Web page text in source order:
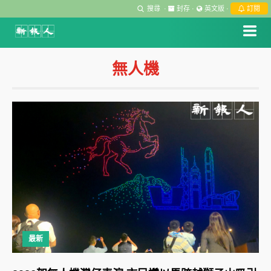
搜尋 · 封存 · 英文版 · 訂閱
無人機
最新